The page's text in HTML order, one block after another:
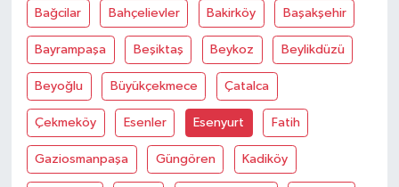
Bağcilar Bahçelievler Bakirköy Başakşehir
Bayrampaşa Beşiktaş Beykoz Beylikdüzü
Beyoğlu Büyükçekmece Çatalca
Çekmeköy Esenler Esenyurt Fatih
Gaziosmanpaşa Güngören Kadiköy